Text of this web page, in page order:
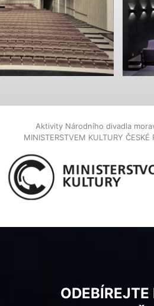
Aktivity Národního divadla
MINISTERSTVEM KULTURY